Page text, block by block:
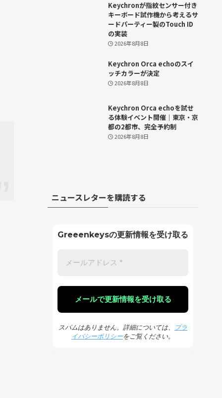
Keychronが指紋センサー付き
キーボード試作機から考えるサ
ードパーティー製のTouch ID
の実装
2026年8月8日
Keychron Orca echoのスイ
ッチカラーが決定
2026年8月8日
Keychron Orca echoを試せ
る体験イベント開催｜東京・京
都の2都市、完全予約制
2026年8月8日
ニュースレターを購読する
Greeenkeysの更新情報を受け取る
スパムはありません。詳細については、
プラ
イバシーポリシーをご覧ください。